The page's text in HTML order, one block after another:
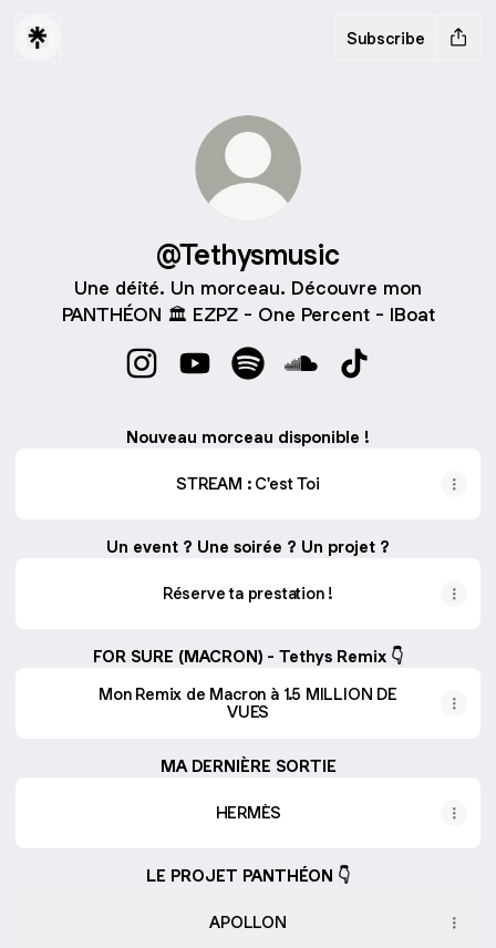
Subscribe
@Tethysmusic
Une déité. Un morceau. Découvre mon
PANTHÉON 🏛️ EZPZ - One Percent - IBoat
Nouveau morceau disponible !
STREAM : C'est Toi
Un event ? Une soirée ? Un projet ?
Réserve ta prestation !
FOR SURE (MACRON) - Tethys Remix 👇
Mon Remix de Macron à 1.5 MILLION DE
VUES
MA DERNIÈRE SORTIE
HERMÈS
LE PROJET PANTHÉON 👇
APOLLON